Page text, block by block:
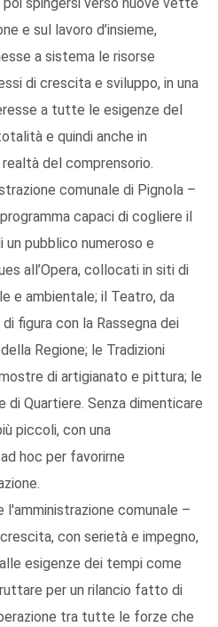
spingersi verso nuove vette
e sul lavoro d’insieme,
a sistema le risorse
di crescita e sviluppo, in una
a tutte le esigenze del
e quindi anche in
del comprensorio.
comunale di Pignola –
capaci di cogliere il
un pubblico numeroso e
all’Opera, collocati in siti di
e ambientale; il Teatro, da
figura con la Rassegna dei
Regione; le Tradizioni
di artigianato e pittura; le
Quartiere. Senza dimenticare
piccoli, con una
hoc per favorirne
l'amministrazione comunale –
con serietà e impegno,
esigenze dei tempi come
per un rilancio fatto di
tra tutte le forze che